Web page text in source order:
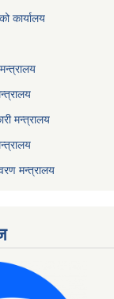
कार्यालय
मन्त्रालय
मन्त्रालय